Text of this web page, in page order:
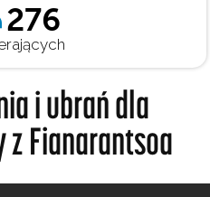
276
i ubrań dla
z Fianarantsoa